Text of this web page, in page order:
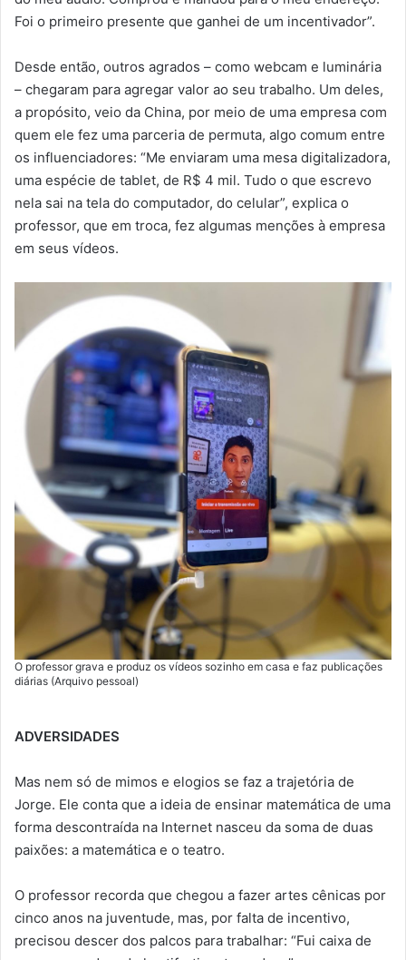
Foi o primeiro presente que ganhei de um incentivador”.
Desde então, outros agrados – como webcam e luminária
– chegaram para agregar valor ao seu trabalho. Um deles,
a propósito, veio da China, por meio de uma empresa com
quem ele fez uma parceria de permuta, algo comum entre
os influenciadores: “Me enviaram uma mesa digitalizadora,
uma espécie de tablet, de R$ 4 mil. Tudo o que escrevo
nela sai na tela do computador, do celular”, explica o
professor, que em troca, fez algumas menções à empresa
em seus vídeos.
O professor grava e produz os vídeos sozinho em casa e faz publicações
diárias (Arquivo pessoal)
ADVERSIDADES
Mas nem só de mimos e elogios se faz a trajetória de
Jorge. Ele conta que a ideia de ensinar matemática de uma
forma descontraída na Internet nasceu da soma de duas
paixões: a matemática e o teatro.
O professor recorda que chegou a fazer artes cênicas por
cinco anos na juventude, mas, por falta de incentivo,
precisou descer dos palcos para trabalhar: “Fui caixa de